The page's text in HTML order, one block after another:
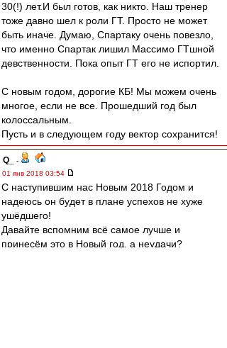
30(!) лет.И был готов, как никто. Наш тренер
тоже давно шел к роли ГТ. Просто не может
быть иначе. Думаю, Спартаку очень повезло,
что именно Спартак лишил Массимо ГТшной
девственности. Пока опыт ГТ его не испортил.
С новым годом, дорогие КБ! Мы можем очень
многое, если не все. Прошедший год был
колоссальным.
Пусть и в следующем году вектор сохранится!
Q_
-
01 янв 2018 03:54
С наступившим нас Новым 2018 Годом и
надеюсь он будет в плане успехов не хуже
ушёдшего!
Давайте вспомним всё самое лучше и
принесём это в Новый год, а неудачи?